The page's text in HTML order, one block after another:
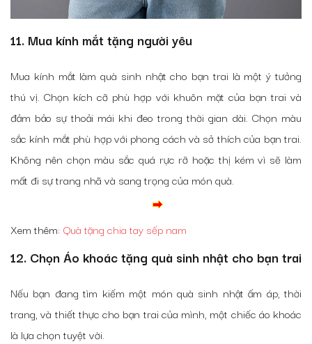
11. Mua kính mắt tặng người yêu
Mua kính mắt làm quà sinh nhật cho bạn trai là một ý tưởng
thú vị. Chọn kích cỡ phù hợp với khuôn mặt của bạn trai và
đảm bảo sự thoải mái khi đeo trong thời gian dài. Chọn màu
sắc kính mắt phù hợp với phong cách và sở thích của bạn trai.
Không nên chọn màu sắc quá rực rỡ hoặc thị kém vì sẽ làm
mất đi sự trang nhã và sang trọng của món quà.
Xem thêm: Quà tặng chia tay sếp nam
12. Chọn Áo khoác tặng quà sinh nhật cho bạn trai
Nếu bạn đang tìm kiếm một món quà sinh nhật ấm áp, thời
trang, và thiết thực cho bạn trai của mình, một chiếc áo khoác
là lựa chọn tuyệt vời.